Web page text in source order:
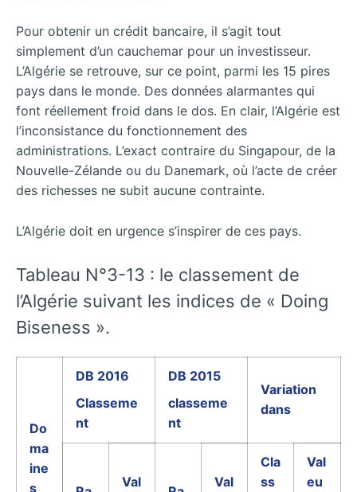
Pour obtenir un crédit bancaire, il s’agit tout
simplement d’un cauchemar pour un investisseur.
L’Algérie se retrouve, sur ce point, parmi les 15 pires
pays dans le monde. Des données alarmantes qui
font réellement froid dans le dos. En clair, l’Algérie est
l’inconsistance du fonctionnement des
administrations. L’exact contraire du Singapour, de la
Nouvelle-Zélande ou du Danemark, où l’acte de créer
des richesses ne subit aucune contrainte.
L’Algérie doit en urgence s’inspirer de ces pays.
Tableau N°3-13 : le classement de
l’Algérie suivant les indices de « Doing
Biseness ».
Do
ma
ine
s
DB 2016
Classeme
nt
DB 2015
classeme
nt
Variation
dans
Val Val
Cla
ss
Val
eu